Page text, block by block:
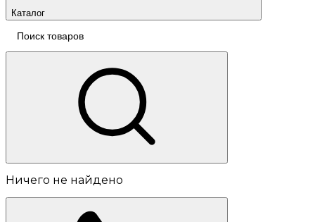
Каталог
Ничего не найдено